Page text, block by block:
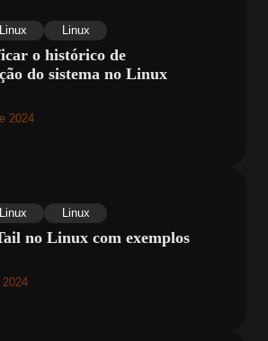
Linux
o histórico de
do sistema no Linux
2024
Linux
no Linux com exemplos